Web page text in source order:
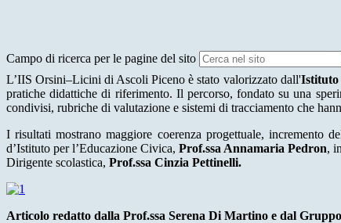
Campo di ricerca per le pagine del sito
L’IIS Orsini–Licini di Ascoli Piceno è stato valorizzato dall'Istituto
pratiche didattiche di riferimento. Il percorso, fondato su una
condivisi, rubriche di valutazione e sistemi di tracciamento che
I risultati mostrano maggiore coerenza progettuale, incremento
d’Istituto per l’Educazione Civica,Prof.ssa Annamaria Pedron,
Dirigente scolastica, Prof.ssa Cinzia Pettinelli.
Articolo redatto dalla Prof.ssa Serena Di Martino e dal